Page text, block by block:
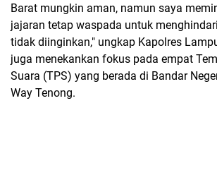
Barat mungkin aman, namun saya
jajaran tetap waspada untuk
tidak diinginkan," ungkap Kapolres
juga menekankan fokus pada empat
Suara (TPS) yang berada di Bandar
Way Tenong.